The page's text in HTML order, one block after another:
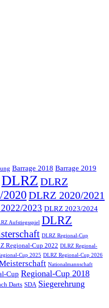
Barrage 2018 Barrage 2019
DLRZ DLRZ
DLRZ 2020/2021
2023 DLRZ 2023/2024
Aufstiegsspiel DLRZ
DLRZ Regional-Cup
Regional-Cup 2022 DLRZ Regional-
Cup 2025 DLRZ Regional-Cup 2026
Nationalmannschaft
Cup Regional-Cup 2018
Darts SDA Siegerehrung